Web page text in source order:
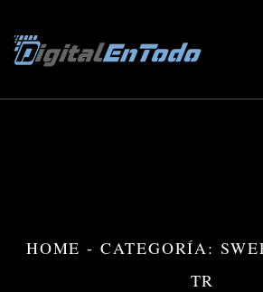
HOME - CATEGORÍA:
TR